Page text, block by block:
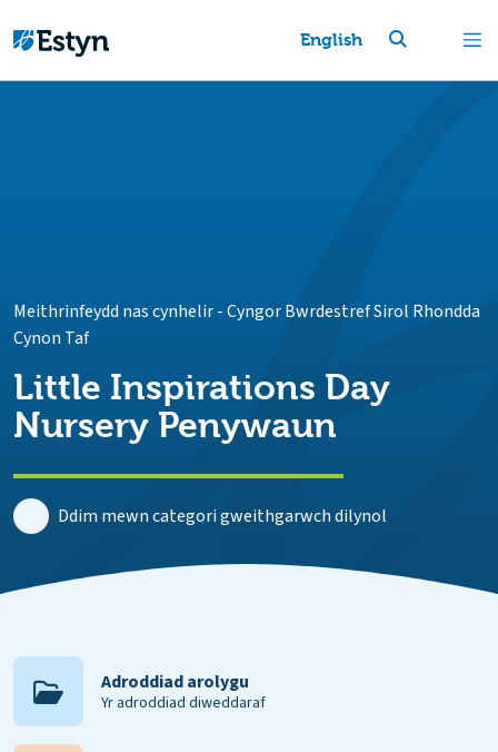
English
Meithrinfeydd nas cynhelir-Cyngor Bwrdestref Sirol Rhondda
Cynon Taf
Little Inspirations Day
Nursery Penywaun
Ddim mewn categori gweithgarwch dilynol
Adroddiad arolygu
Yr adroddiad diweddaraf